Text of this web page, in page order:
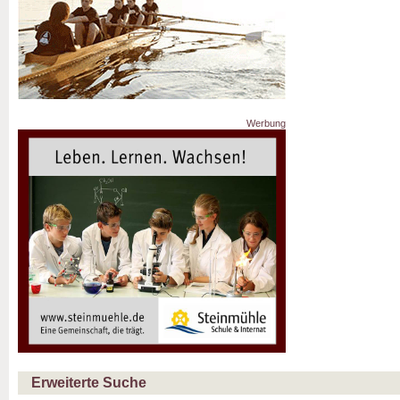
Werbung
Erweiterte Suche